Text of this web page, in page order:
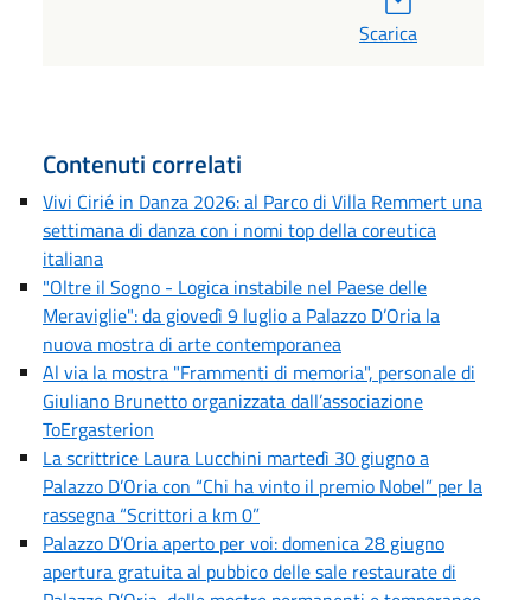
Scarica
Contenuti correlati
Vivi Cirié in Danza 2026: al Parco di Villa Remmert una
settimana di danza con i nomi top della coreutica
italiana
"Oltre il Sogno - Logica instabile nel Paese delle
Meraviglie": da giovedì 9 luglio a Palazzo D’Oria la
nuova mostra di arte contemporanea
Al via la mostra "Frammenti di memoria", personale di
Giuliano Brunetto organizzata dall’associazione
ToErgasterion
La scrittrice Laura Lucchini martedì 30 giugno a
Palazzo D’Oria con “Chi ha vinto il premio Nobel” per la
rassegna “Scrittori a km 0”
Palazzo D’Oria aperto per voi: domenica 28 giugno
apertura gratuita al pubbico delle sale restaurate di